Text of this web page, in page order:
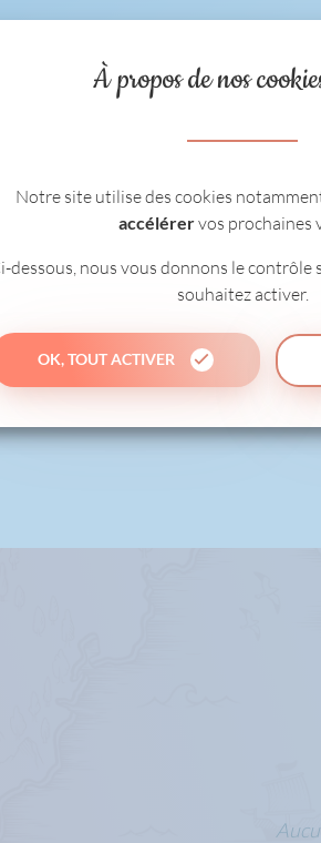
À propos de nos
Notre site utilise des cookies
accélérervos prochaines
dessous, nous vous donnons le contrôle
souhaitez activer.
OK, TOUT ACTIVER